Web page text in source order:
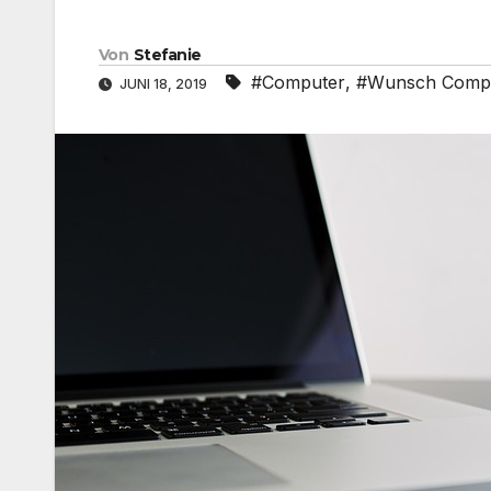
Von Stefanie
JUNI 18, 2019 #Computer, #Wunsch